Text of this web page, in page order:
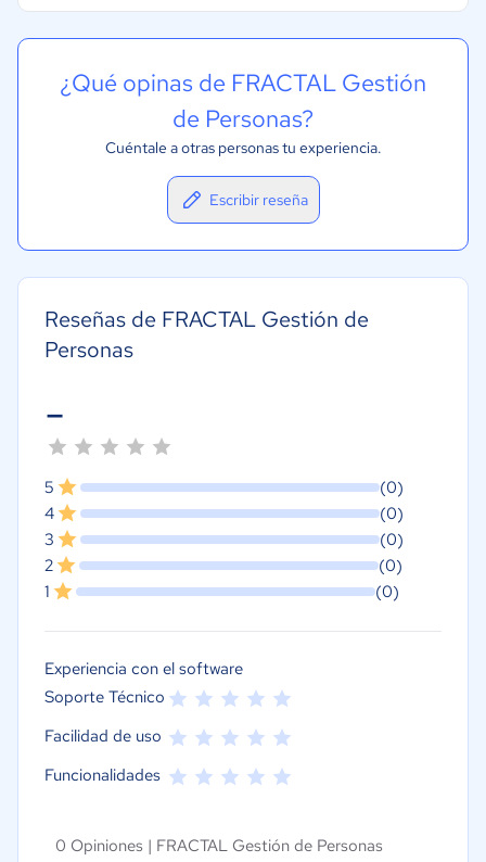
¿Qué opinas de FRACTAL Gestión
de Personas?
Cuéntale a otras personas tu experiencia.
Escribir reseña
Reseñas de FRACTAL Gestión de
Personas
-
5
(0)
4
(0)
3
(0)
2
(0)
1
(0)
Experiencia con el software
Soporte Técnico
Facilidad de uso
Funcionalidades
0 Opiniones | FRACTAL Gestión de Personas